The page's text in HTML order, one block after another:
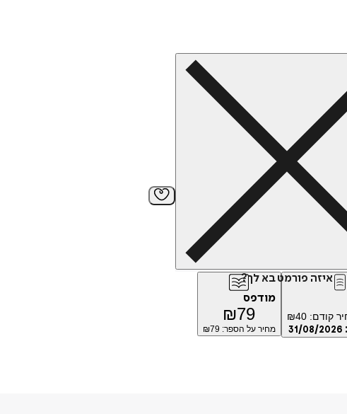
איזה פורמט בא לך?
קודם: ₪40
31/08/2026
מודפס
₪79
מחיר על הספר: ₪ 79